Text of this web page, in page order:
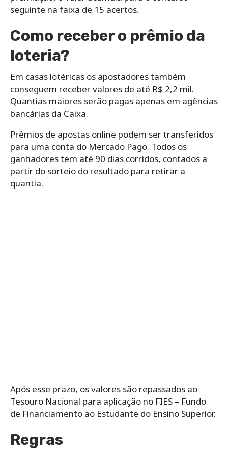
seguinte na faixa de 15 acertos.
Como receber o prêmio da
loteria?
Em casas lotéricas os apostadores também
conseguem receber valores de até R$ 2,2 mil.
Quantias maiores serão pagas apenas em agências
bancárias da Caixa.
Prêmios de apostas online podem ser transferidos
para uma conta do Mercado Pago. Todos os
ganhadores tem até 90 dias corridos, contados a
partir do sorteio do resultado para retirar a
quantia.
Após esse prazo, os valores são repassados ao
Tesouro Nacional para aplicação no FIES – Fundo
de Financiamento ao Estudante do Ensino Superior.
Regras